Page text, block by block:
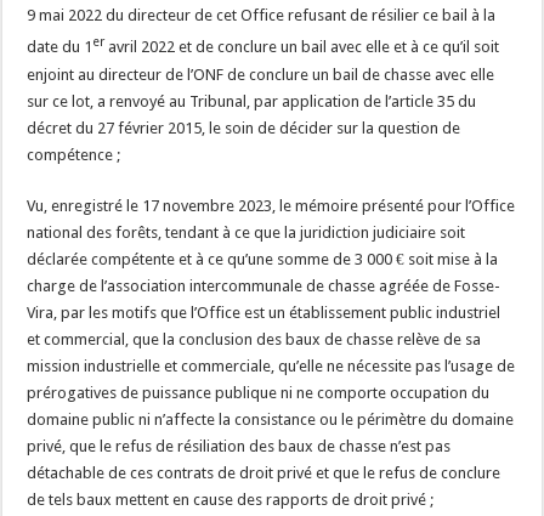
9 mai 2022 du directeur de cet Office refusant de résilier ce bail à la
date du 1 er avril 2022 et de conclure un bail avec elle et à ce qu’il soit
enjoint au directeur de l’ONF de conclure un bail de chasse avec elle
sur ce lot, a renvoyé au Tribunal, par application de l’article 35 du
décret du 27 février 2015, le soin de décider sur la question de
compétence ;
Vu, enregistré le 17 novembre 2023, le mémoire présenté pour l’Office
national des forêts, tendant à ce que la juridiction judiciaire soit
déclarée compétente et à ce qu’une somme de 3 000 € soit mise à la
charge de l’association intercommunale de chasse agréée de Fosse-
Vira, par les motifs que l’Office est un établissement public industriel
et commercial, que la conclusion des baux de chasse relève de sa
mission industrielle et commerciale, qu’elle ne nécessite pas l’usage de
prérogatives de puissance publique ni ne comporte occupation du
domaine public ni n’affecte la consistance ou le périmètre du domaine
privé, que le refus de résiliation des baux de chasse n’est pas
détachable de ces contrats de droit privé et que le refus de conclure
de tels baux mettent en cause des rapports de droit privé ;